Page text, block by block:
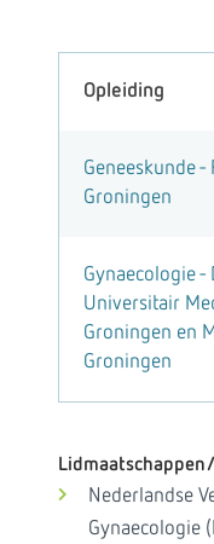
Opleiding
Geneeskunde
Groningen
Gynaecologie -
Universitair
Groningen en
Groningen
Nederlandse
Gynaecologie